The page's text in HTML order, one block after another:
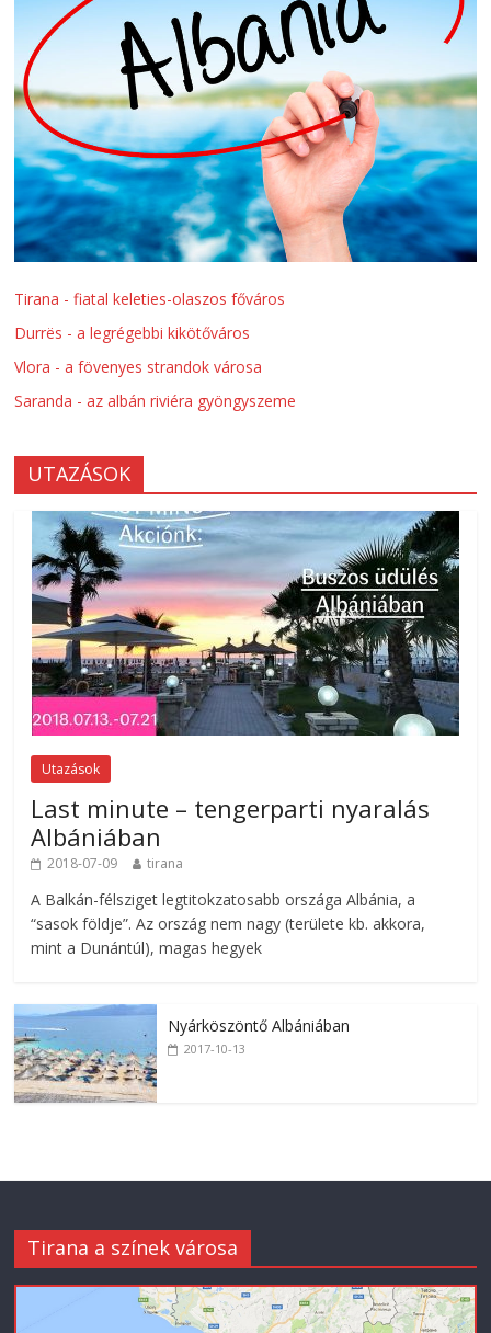
Tirana - fiatal keleties-olaszos főváros
Durrës - a legrégebbi kikötőváros
Vlora - a fövenyes strandok városa
Saranda - az albán riviéra gyöngyszeme
UTAZÁSOK
Utazások
Last minute – tengerparti nyaralás
Albániában
2018-07-09 tirana
A Balkán-félsziget legtitokzatosabb országa Albánia, a
“sasok földje”. Az ország nem nagy (területe kb. akkora,
mint a Dunántúl), magas hegyek
Nyárköszöntő Albániában
2017-10-13
Tirana a színek városa